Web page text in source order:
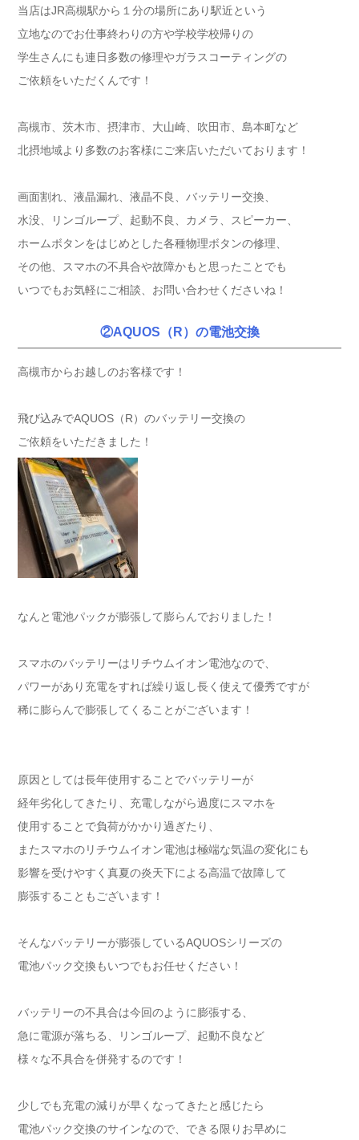
当店はJR高槻駅から１分の場所にあり駅近という
立地なのでお仕事終わりの方や学校学校帰りの
学生さんにも連日多数の修理やガラスコーティングの
ご依頼をいただくんです！
高槻市、茨木市、摂津市、大山崎、吹田市、島本町など
北摂地域より多数のお客様にご来店いただいております！
画面割れ、液晶漏れ、液晶不良、バッテリー交換、
水没、リンゴループ、起動不良、カメラ、スピーカー、
ホームボタンをはじめとした各種物理ボタンの修理、
その他、スマホの不具合や故障かもと思ったことでも
いつでもお気軽にご相談、お問い合わせくださいね！
②AQUOS（R）の電池交換
高槻市からお越しのお客様です！
飛び込みでAQUOS（R）のバッテリー交換の
ご依頼をいただきました！
なんと電池パックが膨張して膨らんでおりました！
スマホのバッテリーはリチウムイオン電池なので、
パワーがあり充電をすれば繰り返し長く使えて優秀ですが
稀に膨らんで膨張してくることがございます！
原因としては長年使用することでバッテリーが
経年劣化してきたり、充電しながら過度にスマホを
使用することで負荷がかかり過ぎたり、
またスマホのリチウムイオン電池は極端な気温の変化にも
影響を受けやすく真夏の炎天下による高温で故障して
膨張することもございます！
そんなバッテリーが膨張しているAQUOSシリーズの
電池パック交換もいつでもお任せください！
バッテリーの不具合は今回のように膨張する、
急に電源が落ちる、リンゴループ、起動不良など
様々な不具合を併発するのです！
少しでも充電の減りが早くなってきたと感じたら
電池パック交換のサインなので、できる限りお早めに